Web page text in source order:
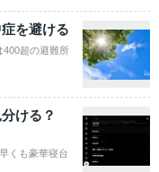
を避ける
400超の避難所
ける？
くも豪華寝台